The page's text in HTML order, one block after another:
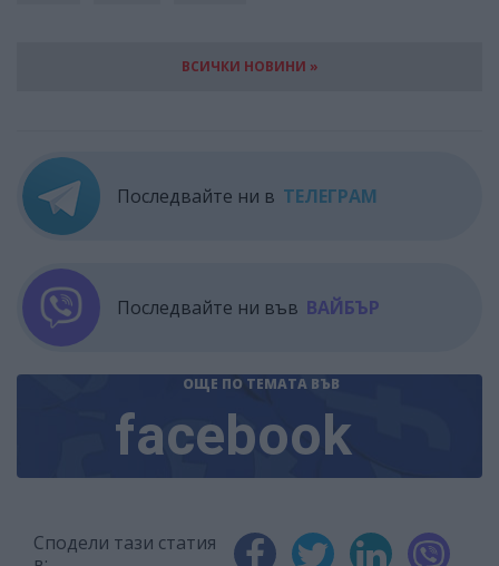
ВСИЧКИ НОВИНИ »
Последвайте ни в ТЕЛЕГРАМ
Последвайте ни във ВАЙБЪР
ОЩЕ ПО ТЕМАТА ВЪВ
facebook
Сподели тази статия